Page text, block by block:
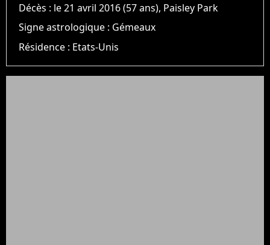
Décès : le 21 avril 2016 (57 ans), Paisley Park
Signe astrologique : Gémeaux
Résidence : Etats-Unis